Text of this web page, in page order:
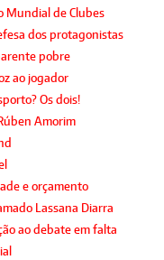
Mundial de Clubes
dos protagonistas
pobre
ao jogador
Os dois!
Amorim
e orçamento
Lassana Diarra
ao debate em falta